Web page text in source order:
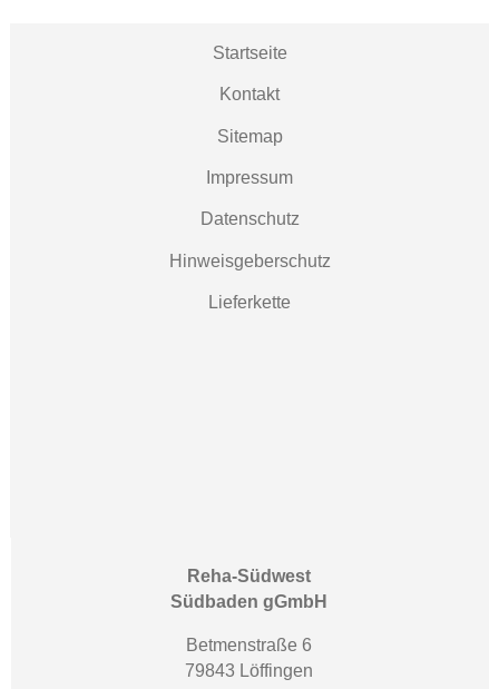
Startseite
Kontakt
Sitemap
Impressum
Datenschutz
Hinweisgeberschutz
Lieferkette
Reha-Südwest
Südbaden gGmbH
Betmenstraße 6
79843 Löffingen